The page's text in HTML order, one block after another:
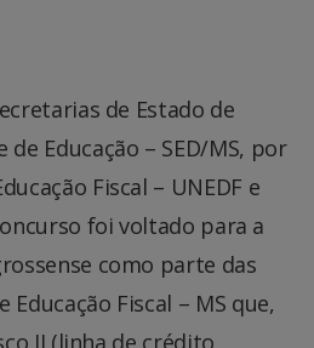
de Estado de
de Educação – SED/MS, por
Fiscal – UNEDF e
foi voltado para a
como parte das
Educação Fiscal – MS que,
II (linha de crédito